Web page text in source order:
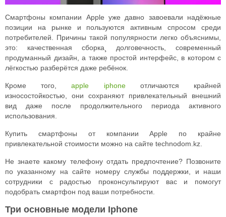
Смартфоны компании Apple уже давно завоевали надёжные
позиции на рынке и пользуются активным спросом среди
потребителей. Причины такой популярности легко объяснимы,
это: качественная сборка¸ долговечность, современный
продуманный дизайн, а также простой интерфейс, в котором с
лёгкостью разберётся даже ребёнок.
Кроме того,apple iphoneотличаются крайней
износостойкостью, они сохраняют привлекательный внешний
вид даже после продолжительного периода активного
использования.
Купить смартфоны от компании Apple по крайне
привлекательной стоимости можно на сайте technodom.kz.
Не знаете какому телефону отдать предпочтение? Позвоните
по указанному на сайте номеру службы поддержки, и наши
сотрудники с радостью проконсультируют вас и помогут
подобрать смартфон под ваши потребности.
Три основные модели Iphone